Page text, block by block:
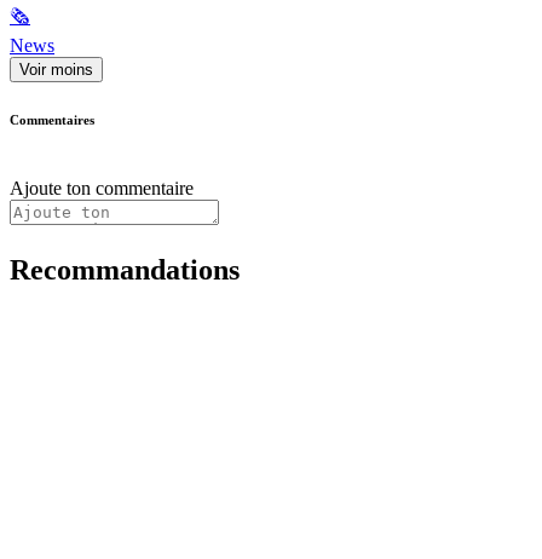
🗞
News
Voir moins
Commentaires
Ajoute ton commentaire
Recommandations